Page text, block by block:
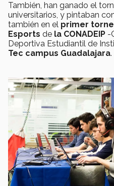
También, han ganado el
universitarios, y pintaban
también en el primer
Esports de la CONADEIP -
Deportiva Estudiantil de
Tec campus Guadalajara.